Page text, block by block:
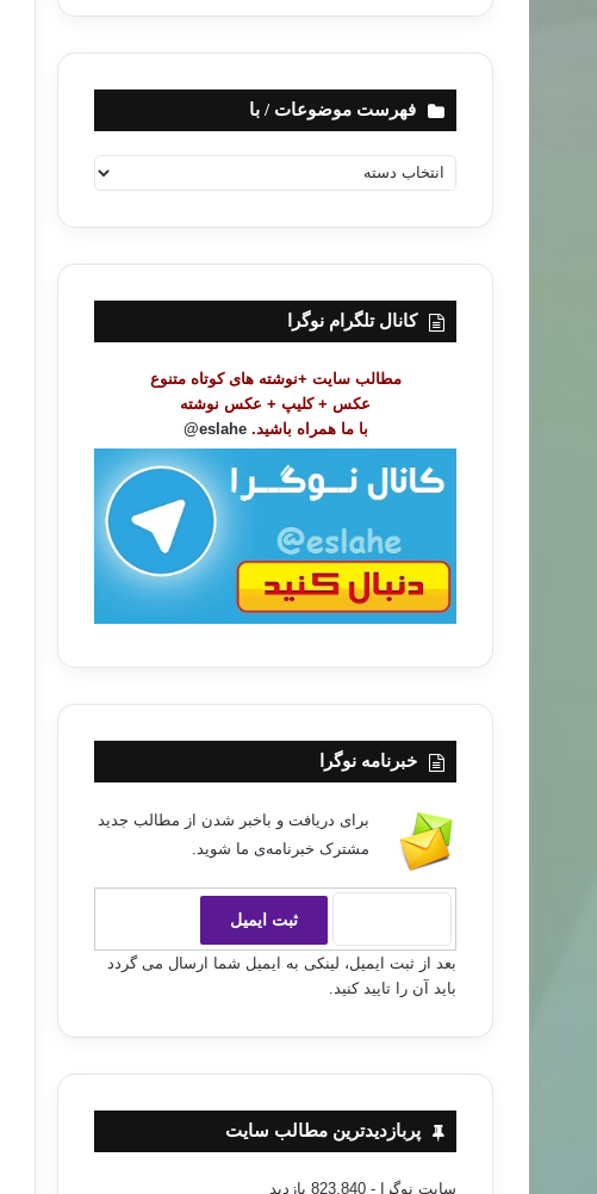
فهرست موضوعات / با
ه
ت
ض
کانال تلگرام نوگرا
مطالب سایت +نوشته های کوتاه متنوع
عکس + کلیپ + عکس نوشته
با ما همراه باشید. eslahe@
خبرنامه نوگرا
برای دریافت و باخبر شدن از مطالب جدید
مشترک خبرنامه‌ی ما شوید.
بعد از ثبت ایمیل، لینکی به ایمیل شما ارسال می گردد
باید آن را تایید کنید.
پربازدیدترین مطالب سایت
سایت نوگرا - 823,840 بازدید